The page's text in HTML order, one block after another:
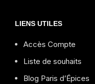
LIENS UTILES
Accès Compte
Liste de souhaits
Blog Paris d’Épices